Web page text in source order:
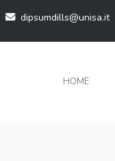
dipsumdills@unisa.it
HOME